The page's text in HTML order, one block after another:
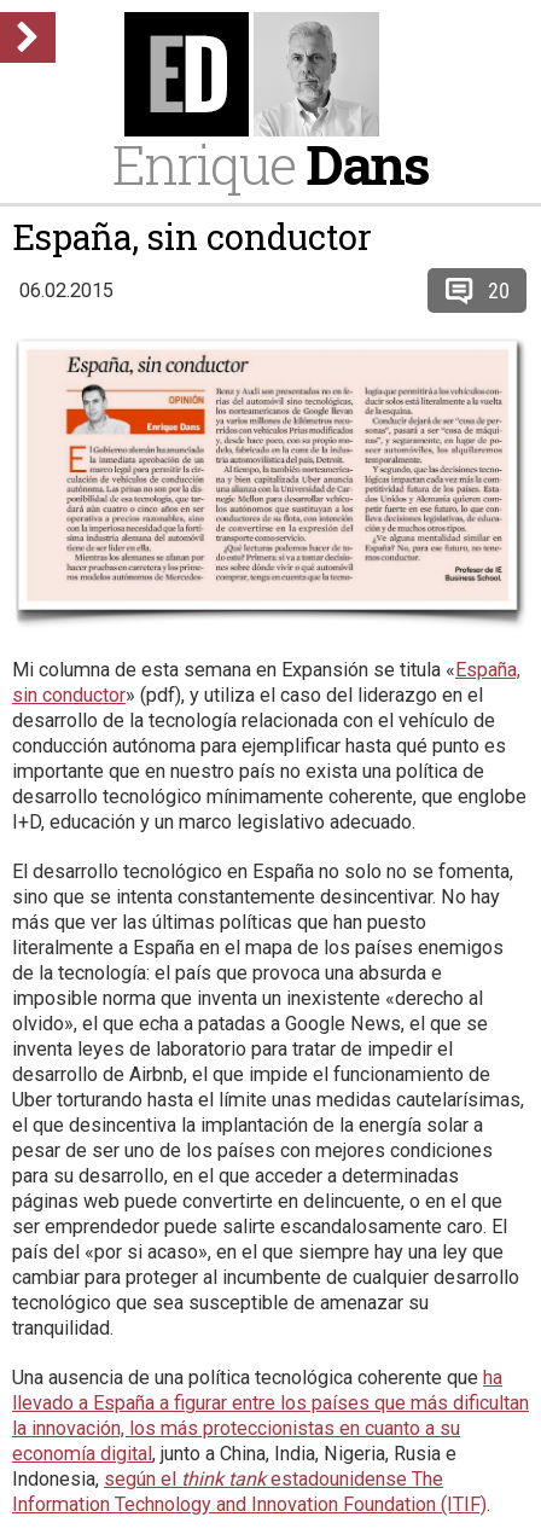
EnriqueDans
España, sin conductor
06.02.2015 20
Mi columna de esta semana en Expansión se titula «España,
sin conductor» (pdf), y utiliza el caso del liderazgo en el
desarrollo de la tecnología relacionada con el vehículo de
conducción autónoma para ejemplificar hasta qué punto es
importante que en nuestro país no exista una política de
desarrollo tecnológico mínimamente coherente, que englobe
I+D, educación y un marco legislativo adecuado.
El desarrollo tecnológico en España no solo no se fomenta,
sino que se intenta constantemente desincentivar. No hay
más que ver las últimas políticas que han puesto
literalmente a España en el mapa de los países enemigos
de la tecnología: el país que provoca una absurda e
imposible norma que inventa un inexistente «derecho al
olvido», el que echa a patadas a Google News, el que se
inventa leyes de laboratorio para tratar de impedir el
desarrollo de Airbnb, el que impide el funcionamiento de
Uber torturando hasta el límite unas medidas cautelarísimas,
el que desincentiva la implantación de la energía solar a
pesar de ser uno de los países con mejores condiciones
para su desarrollo, en el que acceder a determinadas
páginas web puede convertirte en delincuente, o en el que
ser emprendedor puede salirte escandalosamente caro. El
país del «por si acaso», en el que siempre hay una ley que
cambiar para proteger al incumbente de cualquier desarrollo
tecnológico que sea susceptible de amenazar su
tranquilidad.
Una ausencia de una política tecnológica coherente que ha
llevado a España a figurar entre los países que más dificultan
la innovación, los más proteccionistas en cuanto a su
economía digital, junto a China, India, Nigeria, Rusia e
Indonesia, según el think tankestadounidense The
Information Technology and Innovation Foundation (ITIF).